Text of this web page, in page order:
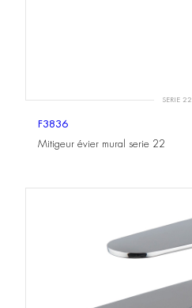
SERIE 22
F3836
Mitigeur évier mural serie 22